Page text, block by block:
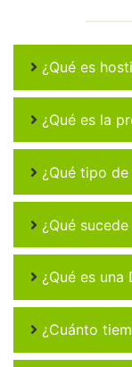
¿Qué es
¿Qué es la
¿Qué tipo
¿Qué
¿Qué es una
¿Cuánto